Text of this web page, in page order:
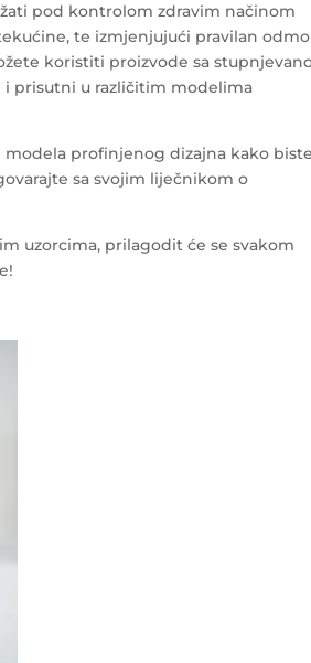
pod kontrolom zdravim načinom
te izmjenjujući pravilan
koristiti proizvode sa
prisutni u različitim modelima
profinjenog dizajna kako biste
sa svojim liječnikom o
uzorcima, prilagodit će se svakom